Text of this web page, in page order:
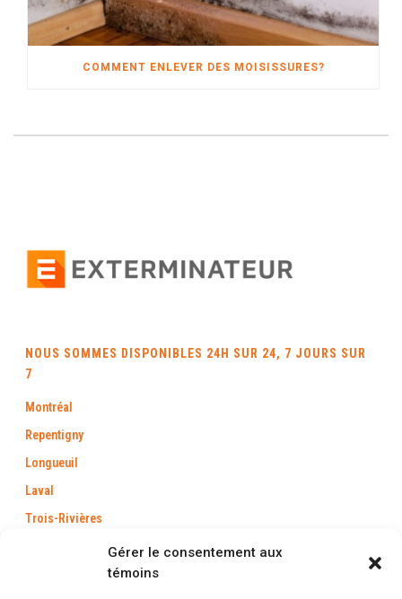
Gérer le consentement aux
témoins
COMMENT ENLEVER DES MOISISSURES?
NOUS SOMMES DISPONIBLES 24H SUR 24, 7 JOURS SUR
7
Montréal
Repentigny
Longueuil
Laval
Trois-Rivières